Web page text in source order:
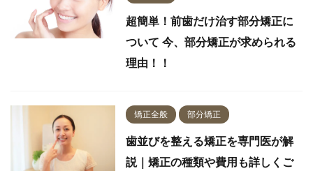
超簡単！前歯だけ治す部分矯正に
ついて 今、部分矯正が求められる
理由！！
矯正全般 部分矯正
歯並びを整える矯正を専門医が解
説｜矯正の種類や費用も詳しくご